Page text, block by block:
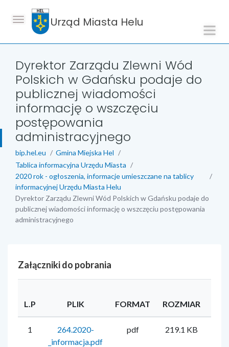
Urząd Miasta Helu
Dyrektor Zarządu Zlewni Wód
Polskich w Gdańsku podaje do
publicznej wiadomości
informację o wszczęciu
postępowania
administracyjnego
bip.hel.eu
Gmina Miejska Hel
Tablica informacyjna Urzędu Miasta
2020 rok - ogłoszenia, informacje umieszczane na tablicy
informacyjnej Urzędu Miasta Helu
Dyrektor Zarządu Zlewni Wód Polskich w Gdańsku podaje do
publicznej wiadomości informację o wszczęciu postępowania
administracyjnego
Załączniki do pobrania
L.P PLIK FORMAT ROZMIAR
1
264.2020-
_informacja.pdf
pdf 219.1 KB